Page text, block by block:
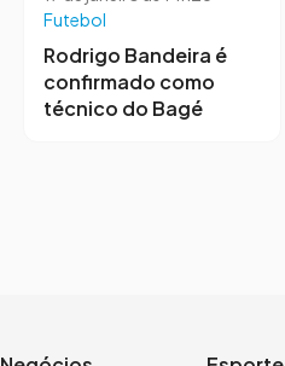
Futebol
Rodrigo Bandeira é
confirmado como
técnico do Bagé